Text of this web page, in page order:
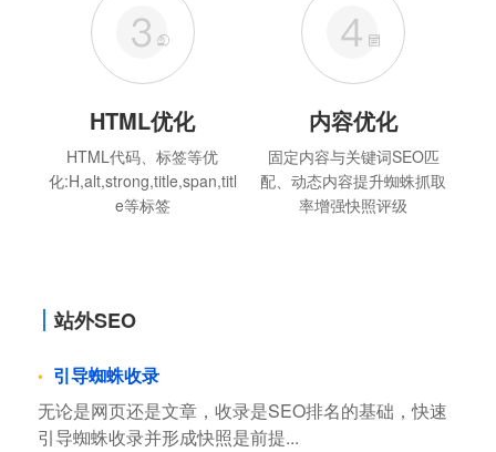
HTML优化
HTML代码、标签等优
化:H,alt,strong,title,span,titl
e等标签
内容优化
固定内容与关键词SEO匹
配、动态内容提升蜘蛛抓取
率增强快照评级
站外SEO
引导蜘蛛收录
无论是网页还是文章，收录是SEO排名的基础，快速
引导蜘蛛收录并形成快照是前提...